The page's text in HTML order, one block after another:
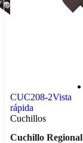
CUC208-2Vista
rápida
Cuchillos
Cuchillo Regional